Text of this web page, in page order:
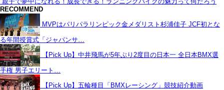
RECOMMEND
MVPはパリパラリンピック金メダリスト杉浦佳子 JCF初とな
る年間授賞式「ジャパンサ…
【Pick Up】中井飛馬が5年ぶり2度目の日本一 全日本BMX選
手権 男子エリート…
【Pick Up】五輪種目「BMXレーシング」競技紹介動画